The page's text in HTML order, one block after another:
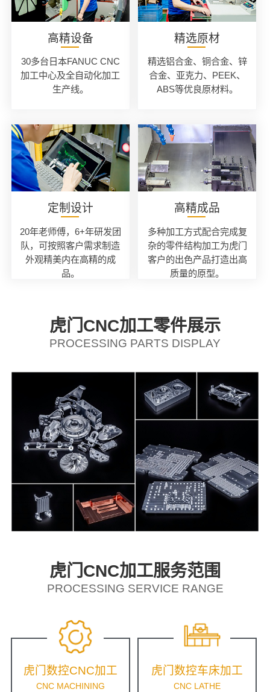
高精设备
30多台日本FANUC CNC
加工中心及全自动化加工
生产线。
精选原材
精选铝合金、铜合金、锌
合金、亚克力、PEEK、
ABS等优良原材料。
定制设计
20年老师傅，6+年研发团
队，可按照客户需求制造
外观精美内在高精的成
品。
高精成品
多种加工方式配合完成复
杂的零件结构加工为虎门
客户的出色产品打造出高
质量的原型。
虎门CNC加工零件展示
PROCESSING PARTS DISPLAY
虎门CNC加工服务范围
PROCESSING SERVICE RANGE
虎门数控CNC加工
CNC MACHINING
虎门数控车床加工
CNC LATHE